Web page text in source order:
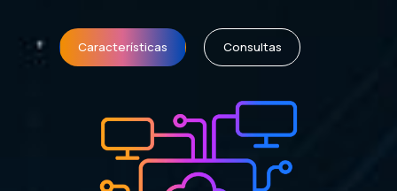
Características Consultas